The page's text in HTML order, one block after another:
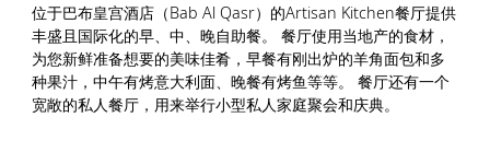
位于巴布皇宫酒店（Bab Al Qasr）的Artisan Kitchen餐厅提供
丰盛且国际化的早、中、晚自助餐。 餐厅使用当地产的食材，
为您新鲜准备想要的美味佳肴，早餐有刚出炉的羊角面包和多
种果汁，中午有烤意大利面、晚餐有烤鱼等等。 餐厅还有一个
宽敞的私人餐厅，用来举行小型私人家庭聚会和庆典。